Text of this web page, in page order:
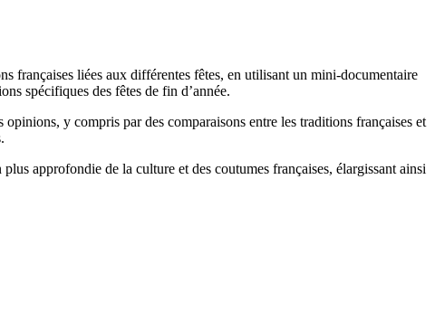
françaises liées aux différentes fêtes, en utilisant un mini-documentaire
spécifiques des fêtes de fin d’année.
y compris par des comparaisons entre les traditions françaises et
approfondie de la culture et des coutumes françaises, élargissant ainsi